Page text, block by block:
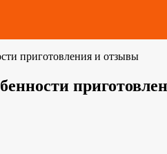
приготовления и отзывы